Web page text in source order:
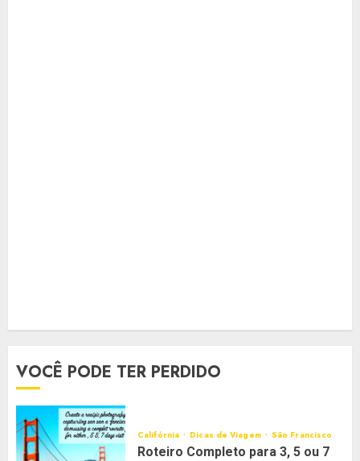
VOCÊ PODE TER PERDIDO
Califórnia Dicas de Viagem São Francisco
Roteiro Completo para 3, 5 ou 7